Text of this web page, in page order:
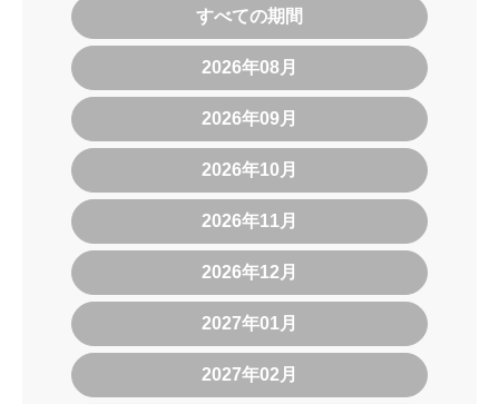
すべての期間
2026年08月
2026年09月
2026年10月
2026年11月
2026年12月
2027年01月
2027年02月